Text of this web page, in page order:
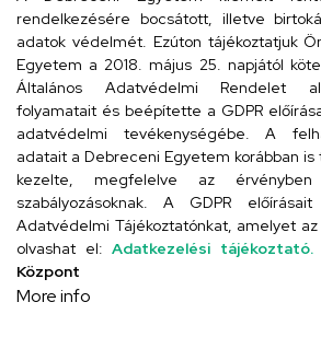
Cím
4024 Debrecen, Kossuth
Szervezeti
UD telefonkönyv
rendelkezésére bocsátott, illetve
adatok védelmét. Ezúton tájékoztatjuk
Egyetem a 2018. május 25. napjától
Általános Adatvédelmi Rendelet
folyamatait és beépítette a GDPR
adatvédelmi tevékenységébe. A
adatait a Debreceni Egyetem korábban
kezelte, megfelelve az érvényben
szabályozásoknak. A GDPR
Adatvédelmi Tájékoztatónkat, amelyet
olvashat el: Adatkezelési tájékoztató.
Központ
More info